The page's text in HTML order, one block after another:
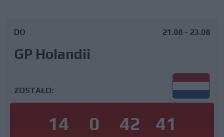
DO
GP Holandii
21.08 - 23.08
ZOSTAŁO:
14 0 42 40